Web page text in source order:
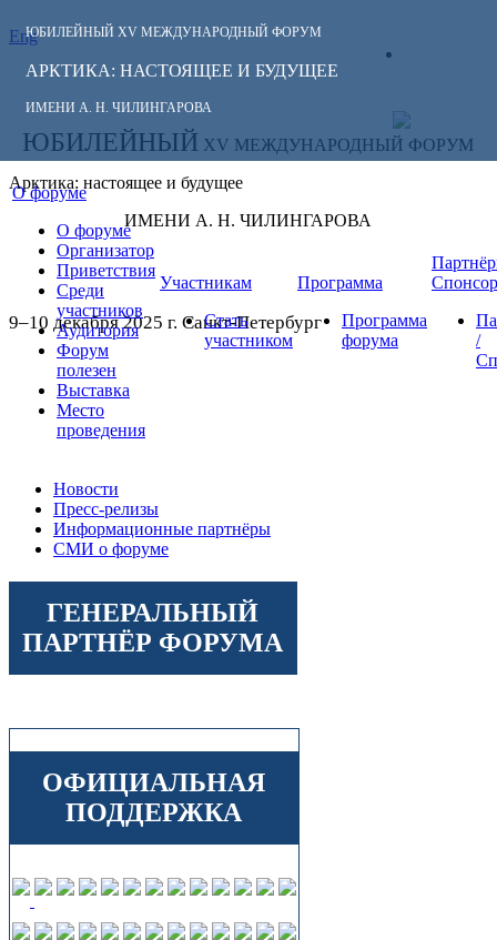
ЮБИЛЕЙНЫЙ XV МЕЖДУНАРОДНЫЙ ФОРУМ
АРКТИКА: НАСТОЯЩЕЕ И БУДУЩЕЕ
ИМЕНИ А. Н. ЧИЛИНГАРОВА
Eng
СЛЕДИТЕ ЗА
НОВОСТЯМИ
ФОРУМА:
ЮБИЛЕЙНЫЙ XV МЕЖДУНАРОДНЫЙ ФОРУМ
Арктика: настоящее и будущее
ИМЕНИ А. Н. ЧИЛИНГАРОВА
9–10 декабря 2025 г. Санкт-Петербург
О форуме
О форуме
Организатор
Приветствия
Среди
участников
Аудитория
Форум
полезен
Выставка
Место
проведения
Участникам
Стать
участником
Программа
Программа
форума
/
Новости
Пресс-релизы
Информационные партнёры
СМИ о форуме
ГЕНЕРАЛЬНЫЙ
ПАРТНЁР ФОРУМА
ОФИЦИАЛЬНАЯ
ПОДДЕРЖКА